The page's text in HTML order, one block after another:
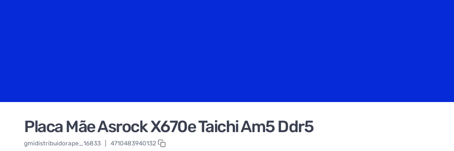
Placa Mãe Asrock X670e Taichi Am5 Ddr5
gmidistribuidorape_16833 4710483940132